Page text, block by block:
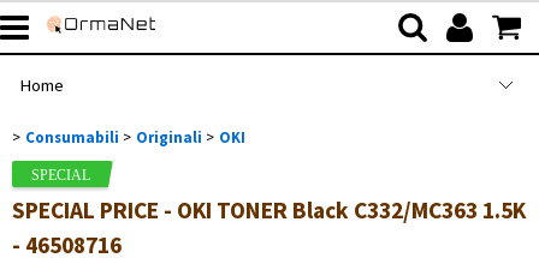
Categoria: Home>Consumabili
Marca
Home
Shop
Azienda
Consumabili Originali OKI
SPECIAL PRICE - OKI TONER Black C332/MC363 1.5K
- 46508716